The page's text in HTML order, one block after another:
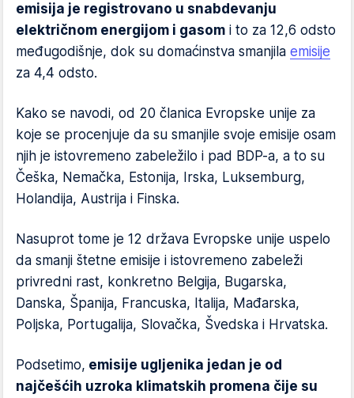
emisija je registrovano u snabdevanju
električnom energijom i gasom i to za 12,6 odsto
međugodišnje, dok su domaćinstva smanjila emisije
za 4,4 odsto.
Kako se navodi, od 20 članica Evropske unije za
koje se procenjuje da su smanjile svoje emisije osam
njih je istovremeno zabeležilo i pad BDP-a, a to su
Češka, Nemačka, Estonija, Irska, Luksemburg,
Holandija, Austrija i Finska.
Nasuprot tome je 12 država Evropske unije uspelo
da smanji štetne emisije i istovremeno zabeleži
privredni rast, konkretno Belgija, Bugarska,
Danska, Španija, Francuska, Italija, Mađarska,
Poljska, Portugalija, Slovačka, Švedska i Hrvatska.
Podsetimo, emisije ugljenika jedan je od
najčešćih uzroka klimatskih promena čije su